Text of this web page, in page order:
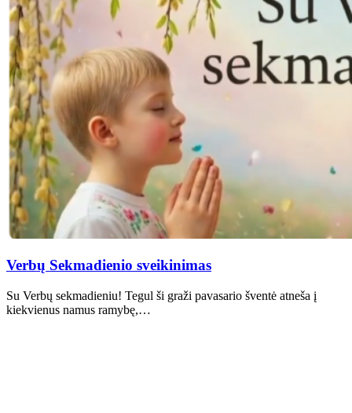
Verbų Sekmadienio sveikinimas
Su Verbų sekmadieniu! Tegul ši graži pavasario šventė atneša į
kiekvienus namus ramybę,…